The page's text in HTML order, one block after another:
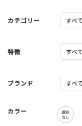
カテゴリー
特徴
ブランド
カラー